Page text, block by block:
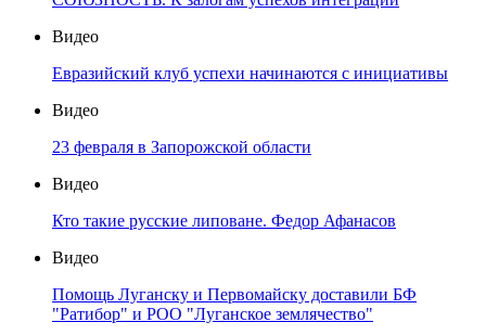
Видео
Евразийский клуб успехи начинаются с инициативы
Видео
23 февраля в Запорожской области
Видео
Кто такие русские липоване. Федор Афанасов
Видео
Помощь Луганску и Первомайску доставили БФ
"Ратибор" и РОО "Луганское землячество"